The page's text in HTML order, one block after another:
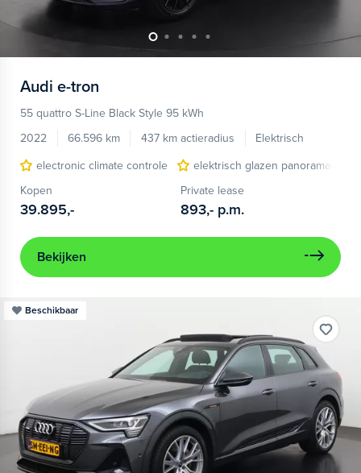
Audi e-tron
55 quattro S-Line Black Style 95 kWh
2022
66.596 km 437 km actieradius
Elektrisch
electronic climate controle
elektrisch glazen panorama-dak
Kopen
39.895,-
Private lease
893,- p.m.
Bekijken
Beschikbaar